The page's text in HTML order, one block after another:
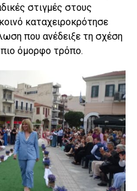
στιγμές στους
καταχειροκρότησε
που ανέδειξε τη σχέση
πιο όμορφο τρόπο.